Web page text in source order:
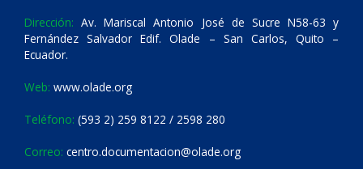
Dirección: Av. Mariscal Antonio José de Sucre N58-63 y
Fernández Salvador Edif. Olade – San Carlos, Quito –
Ecuador.
Web: www.olade.org
Teléfono: (593 2) 259 8122 / 2598 280
Correo: centro.documentacion@olade.org